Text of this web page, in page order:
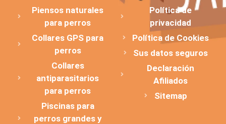
Piensos naturales
para perros
Collares GPS para
perros
Collares
antiparasitarios
para perros
Piscinas para
perros grandes y
Política de
privacidad
Política de Cookies
Sus datos seguros
Declaración
Afiliados
Sitemap